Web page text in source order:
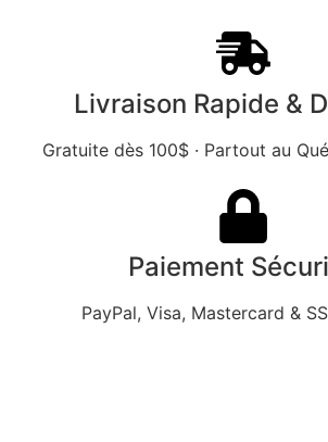
Livraison Rapide &
Gratuite dès 100$ · Partout au
Paiement
PayPal, Visa, Mastercard &